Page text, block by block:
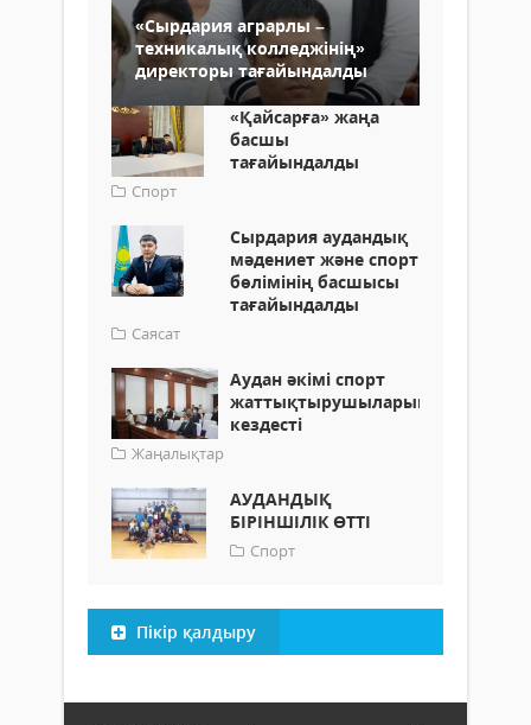
«Сырдария аграрлы –
техникалық колледжінің»
директоры тағайындалды
«Қайсарға» жаңа
басшы
тағайындалды
Спорт
Сырдария аудандық
мәдениет және спорт
бөлімінің басшысы
тағайындалды
Саясат
Аудан әкімі спорт
жаттықтырушыларымен
кездесті
Жаңалықтар
АУДАНДЫҚ
БІРІНШІЛІК ӨТТІ
Спорт
Пікір қалдыру